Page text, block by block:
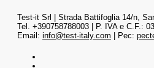
Test-it Srl | Strada Battifoglia 14/n,
Tel. +390758788003 | P. IVA e C.F.:
Email: info@test-italy.com | Pec: